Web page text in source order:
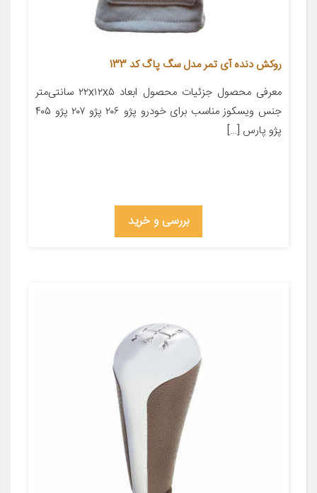
روکش دنده آی تمر مدل سگ پاگ کد 133
معرفی محصول جزئیات محصول ابعاد ۲۲x۱۲x۵ سانتی‌متر
جنس ویسکوز مناسب برای خودرو پژو ۲۰۶ پژو ۲۰۷ پژو ۴۰۵
پژو پارس […]
بررسی و خرید